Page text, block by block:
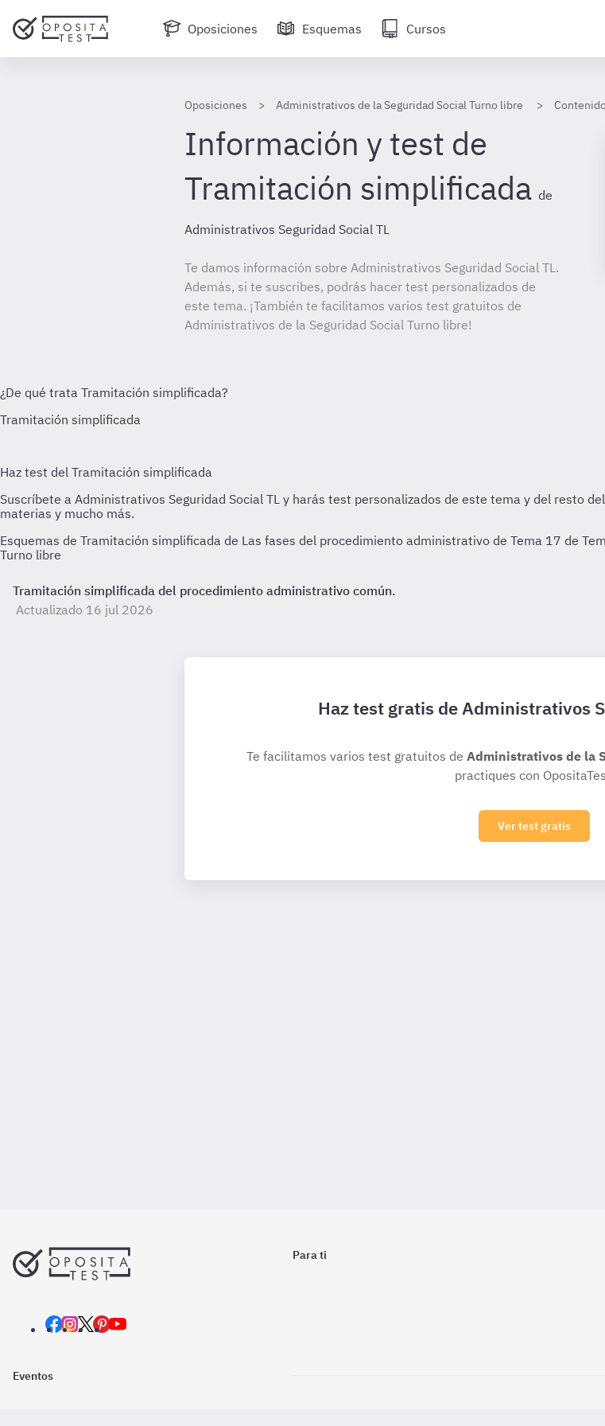
Oposiciones Esquemas Cursos
Oposiciones Administrativos de la Seguridad Social Turno libre
Información y test de
Tramitación simplificada de
Administrativos Seguridad Social TL
Te damos información sobre Administrativos Seguridad Social TL.
Además, si te suscribes, podrás hacer test personalizados de
este tema. ¡También te facilitamos varios test gratuitos de
Administrativos de la Seguridad Social Turno libre!
Esquemas de Tramitación simplificada de Las fases del procedimiento administrativo de Tema 17 de
Turno libre
Tramitación simplificada del procedimiento administrativo común.
Actualizado 16 jul 2026
Haz test gratis de Administrativos
Te facilitamos varios test gratuitos de Administrativos de la
practiques con
Ver test gratis
Para ti
Eventos